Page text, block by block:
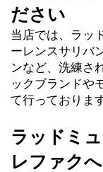
ださい
当店では、ラッ
ーレンスサリバ
ンなど、洗練さ
ックブランドや
て行っております
ラッドミ
レファクへ